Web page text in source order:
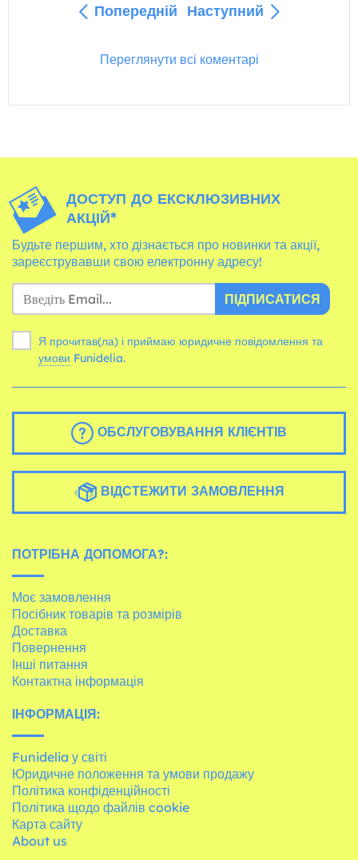
Попередній Наступний
Переглянути всі коментарі
ДОСТУП ДО ЕКСКЛЮЗИВНИХ
АКЦІЙ*
Будьте першим, хто дізнається про новинки та акції,
зареєструвавши свою електронну адресу!
ПІДПИСАТИСЯ
Я прочитав(ла) і приймаю юридичне повідомлення та
умови Funidelia.
ОБСЛУГОВУВАННЯ КЛІЄНТІВ
ВІДСТЕЖИТИ ЗАМОВЛЕННЯ
ПОТРІБНА ДОПОМОГА?:
Моє замовлення
Посібник товарів та розмірів
Доставка
Повернення
Інші питання
Контактна інформація
ІНФОРМАЦІЯ:
Funidelia у світі
Юридичне положення та умови продажу
Політика конфіденційності
Політика щодо файлів cookie
Карта сайту
About us